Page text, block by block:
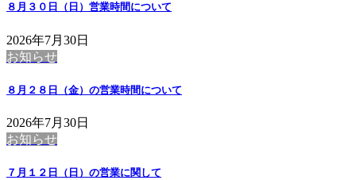
８月３０日（日）営業時間について
2026年7月30日
お知らせ
８月２８日（金）の営業時間について
2026年7月30日
お知らせ
７月１２日（日）の営業に関して